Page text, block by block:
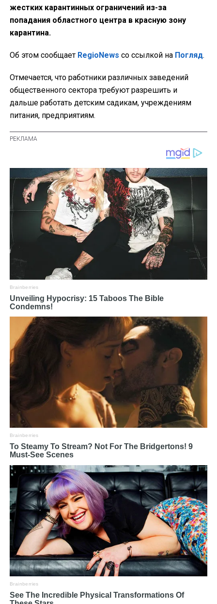
жестких карантинных ограничений из-за
попадания областного центра в красную зону
карантина.
Об этом сообщает RegioNews со ссылкой на Погляд.
Отмечается, что работники различных заведений
общественного сектора требуют разрешить и
дальше работать детским садикам, учреждениям
питания, предприятиям.